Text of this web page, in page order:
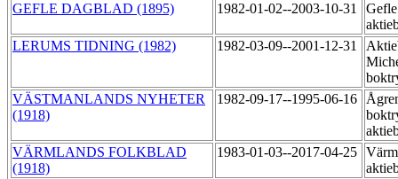
GEFLE DAGBLAD (1895)
1982-01-02--2003-10-31
LERUMS TIDNING (1982)
1982-03-09--2001-12-31
VÄSTMANLANDS NYHETER
(1918)
1982-09-17--1995-06-16
VÄRMLANDS FOLKBLAD
(1918)
1983-01-03--2017-04-25